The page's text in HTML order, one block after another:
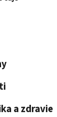
a zdravie